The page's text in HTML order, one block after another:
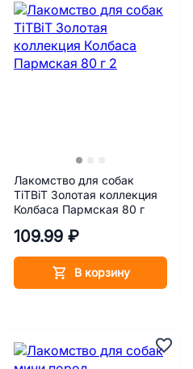
Лакомство для собак
TiTBiT Золотая коллекция
Колбаса Пармская 80 г
109.99 ₽
В корзину